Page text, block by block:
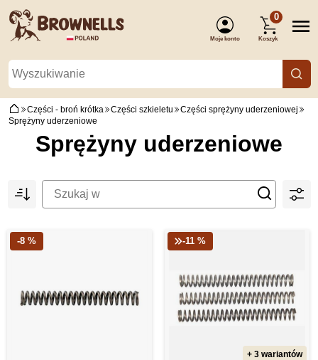
Moje konto
0
Koszyk
Części - broń krótka Części szkieletu
Części sprężyny uderzeniowej
Sprężyny uderzeniowe
Sprężyny uderzeniowe
-8 % -11 %
+ 3 wariantów